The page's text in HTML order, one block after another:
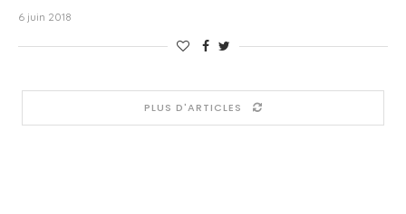
6 juin 2018
PLUS D'ARTICLES